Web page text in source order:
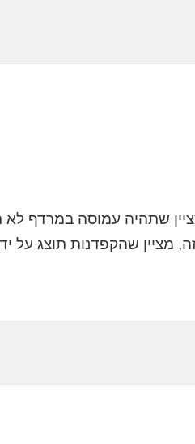
שתהיה עמוסה במרדף לא
שהקפדנות תוצג על